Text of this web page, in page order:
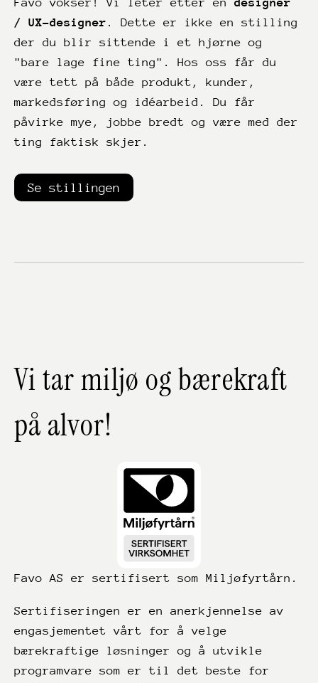
/ UX-designer . Dette er ikke en stilling
der du blir sittende i et hjørne og
"bare lage fine ting". Hos oss får du
være tett på både produkt, kunder,
markedsføring og idéarbeid. Du får
påvirke mye, jobbe bredt og være med der
ting faktisk skjer.
Se stillingen
Vi tar miljø og bærekraft
på alvor!
Favo AS er sertifisert som Miljøfyrtårn.
Sertifiseringen er en anerkjennelse av
engasjementet vårt for å velge
bærekraftige løsninger og å utvikle
programvare som er til det beste for